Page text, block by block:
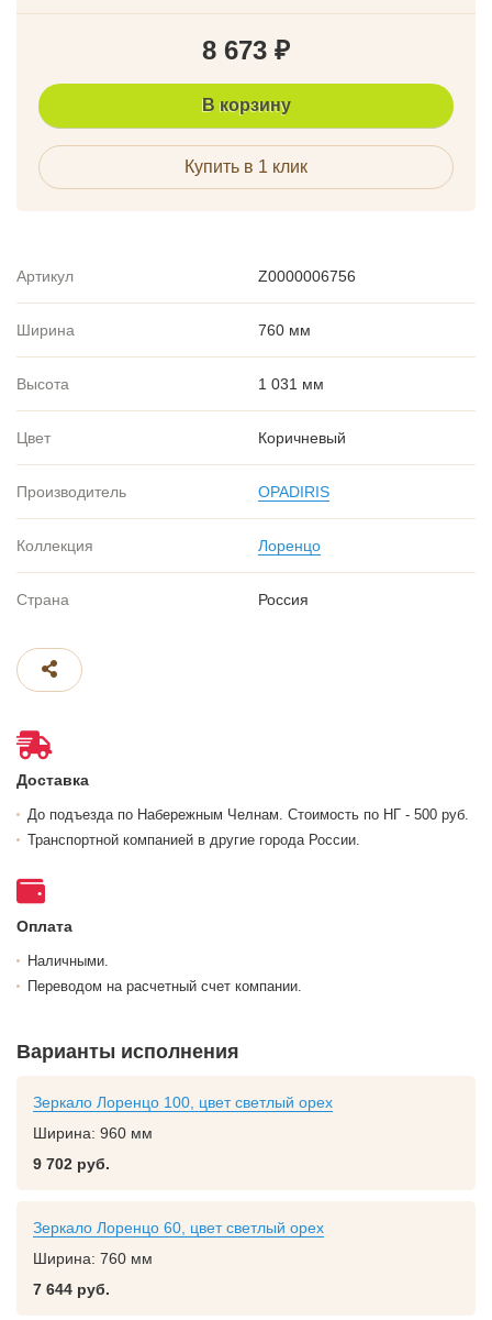
8 673 ₽
В корзину
Купить в 1 клик
Артикул Z0000006756
Ширина 760 мм
Высота 1 031 мм
Цвет Коричневый
Производитель OPADIRIS
Коллекция Лоренцо
Страна Россия
Доставка
До подъезда по Набережным Челнам. Стоимость по НГ - 500 руб.
Транспортной компанией в другие города России.
Оплата
Наличными.
Переводом на расчетный счет компании.
Варианты исполнения
Зеркало Лоренцо 100, цвет светлый орех
Ширина: 960 мм
9 702 руб.
Зеркало Лоренцо 60, цвет светлый орех
Ширина: 760 мм
7 644 руб.